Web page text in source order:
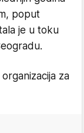
poput
je u toku
organizacija za